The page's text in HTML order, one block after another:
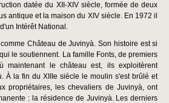
datée du XII-XIV siècle, formée de deux
antique et la maison du XIV siècle. En 1972 il
Intérêt National.
Château de Juvinyà. Son histoire est si
le soutiennent. La famille Fonts, de premiers
maintenant le château est, ils exploitèrent
À la fin du XIIIe siècle le moulin s'est brûlé et
propriétaires, les chevaliers de Juvinyà, ont
: la résidence de Juvinyà. Les derniers